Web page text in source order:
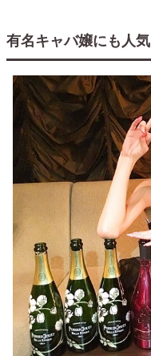
有名キャバ嬢にも人気